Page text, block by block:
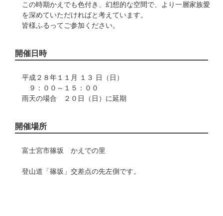
この時期かえでも色付き、幻想的な空間で、より一層家族愛
を深めていただければと考えています。
皆様ふるってご参加ください。
開催日時
平成２８年１１月 １３ 日（日）
９：００～１５：００
雨天の場合 ２０日（日）に延期
開催場所
富士宮市篠坂 かえでの里
登山道「篠坂」交差点の先左側です。